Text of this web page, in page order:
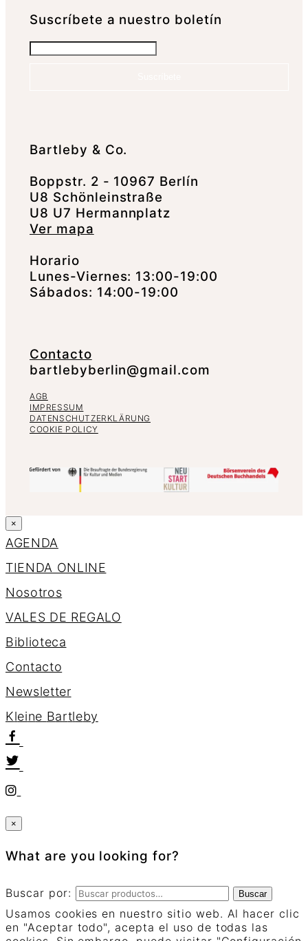
Suscrí­bete a nuestro boletín
Bartleby & Co.
Boppstr. 2 - 10967 Berlín
U8 Schönleinstraße
U8 U7 Hermannplatz
Ver mapa
Horario
Lunes-Viernes: 13:00-19:00
Sábados: 14:00-19:00
Contacto
bartlebyberlin@gmail.com
AGB
IMPRESSUM
DATENSCHUTZERKLÄRUNG
COOKIE POLICY
×
AGENDA
TIENDA ONLINE
Nosotros
VALES DE REGALO
Biblioteca
Contacto
Newsletter
Kleine Bartleby
×
What are you looking for?
Buscar por: Buscar
Usamos cookies en nuestro sitio web. Al hacer clic
en "Aceptar todo", acepta el uso de todas las